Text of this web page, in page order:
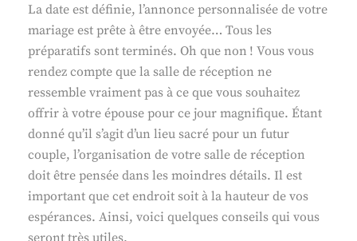
La date est définie, l’annonce personnalisée de votre
mariage est prête à être envoyée… Tous les
préparatifs sont terminés. Oh que non ! Vous vous
rendez compte que la salle de réception ne
ressemble vraiment pas à ce que vous souhaitez
offrir à votre épouse pour ce jour magnifique. Étant
donné qu’il s’agit d’un lieu sacré pour un futur
couple, l’organisation de votre salle de réception
doit être pensée dans les moindres détails. Il est
important que cet endroit soit à la hauteur de vos
espérances. Ainsi, voici quelques conseils qui vous
seront très utiles.